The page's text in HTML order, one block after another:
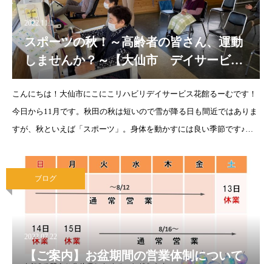
2022.11.1
スポーツの秋！～高齢者の皆さん、運動
しませんか？～【大仙市 デイサービ
ス】
こんにちは！大仙市にこにこリハビリデイサービス花館るーむです！
今日から11月です。秋田の秋は短いので雪が降る日も間近ではありま
すが、秋といえば「スポーツ」。身体を動かすには良い季節です♪何
なると、さらに億劫にな
ブログ
2022.07.22
【ご案内】お盆期間の営業体制について